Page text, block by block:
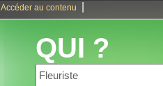
Accéder au contenu
QUI ?